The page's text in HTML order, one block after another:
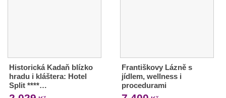
Historická Kadaň blízko
hradu i kláštera: Hotel
Split ****…
Františkovy Lázně s
jídlem, wellness i
procedurami